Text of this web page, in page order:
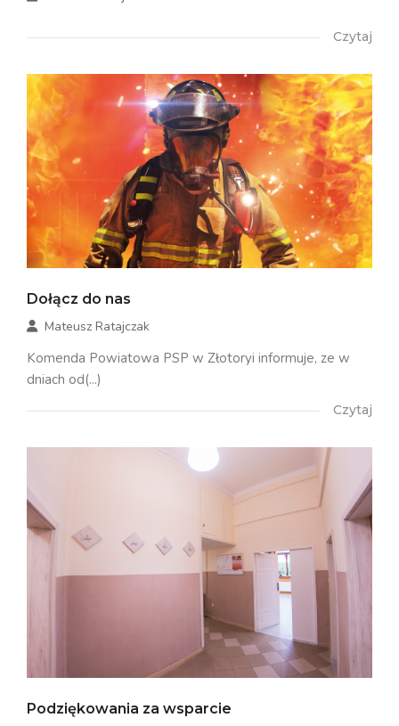
Czytaj
Dołącz do nas
Mateusz Ratajczak
Komenda Powiatowa PSP w Złotoryi informuje, ze w
dniach od(...)
Czytaj
Podziękowania za wsparcie